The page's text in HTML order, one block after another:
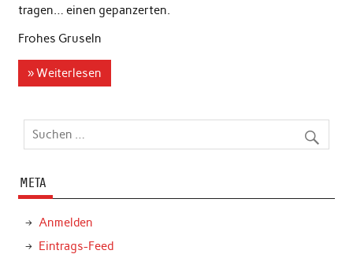
tragen… einen gepanzerten.
Frohes Gruseln
» Weiterlesen
META
Anmelden
Eintrags-Feed